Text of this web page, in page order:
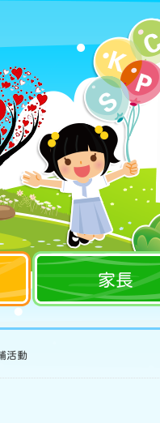
家長
活動